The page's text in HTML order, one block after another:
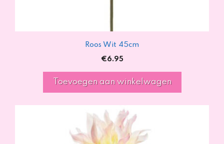
Roos Wit 45cm
€6.95
Toevoegen aan winkelwagen